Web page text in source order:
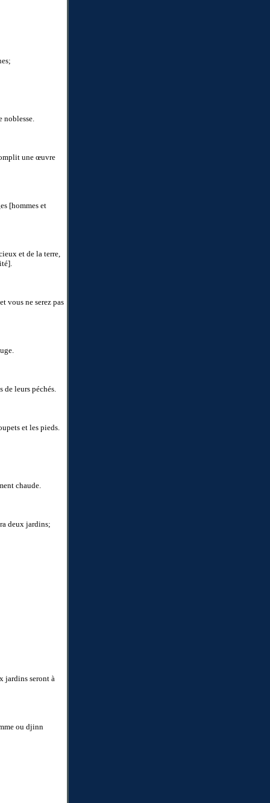
noblesse.
une œuvre
[hommes et
et de la terre,
vous ne serez pas
de leurs péchés.
et les pieds.
chaude.
deux jardins;
jardins seront à
ou djinn